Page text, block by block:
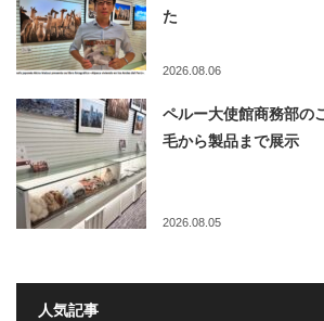
た
2026.08.06
ペルー大使館商務部の
毛から製品まで展示
2026.08.05
人気記事